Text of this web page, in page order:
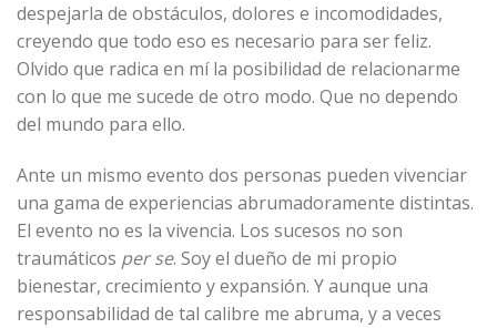
despejarla de obstáculos, dolores e incomodidades,
creyendo que todo eso es necesario para ser feliz.
Olvido que radica en mí la posibilidad de relacionarme
con lo que me sucede de otro modo. Que no dependo
del mundo para ello.
Ante un mismo evento dos personas pueden vivenciar
una gama de experiencias abrumadoramente distintas.
El evento no es la vivencia. Los sucesos no son
traumáticos per se. Soy el dueño de mi propio
bienestar, crecimiento y expansión. Y aunque una
responsabilidad de tal calibre me abruma, y a veces